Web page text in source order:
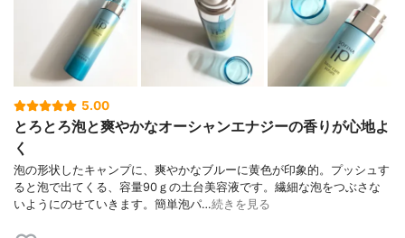
5.00
とろとろ泡と爽やかなオーシャンエナジーの香りが心地よ
く
泡の形状したキャンプに、爽やかなブルーに黄色が印象的。プッシュす
ると泡で出てくる、容量90ｇの土台美容液です。繊細な泡をつぶさな
いようにのせていきます。簡単泡パ…続きを見る